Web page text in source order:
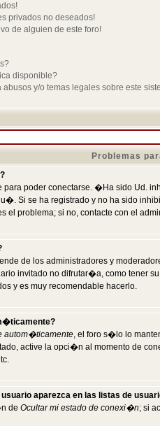
privados no deseados!
de alguien de este foro!
disponible?
y/o temas legales sobre este
Problemas
para poder conectarse. �Ha sido Ud.
Si se ha registrado y no ha sido
el problema; si no, contacte con el
de los administradores y
invitado no difrutar�a, como tener
y es muy recomendable hacerlo.
autom�ticamente, el foro s�lo lo
active la opci�n al momento de
aparezca en las listas de
de Ocultar mi estado de conexi�n; si